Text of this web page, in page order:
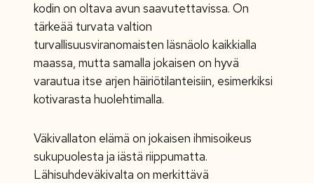
kodin on oltava avun saavutettavissa. On
tärkeää turvata valtion
turvallisuusviranomaisten läsnäolo kaikkialla
maassa, mutta samalla jokaisen on hyvä
varautua itse arjen häiriötilanteisiin, esimerkiksi
kotivarasta huolehtimalla.
Väkivallaton elämä on jokaisen ihmisoikeus
sukupuolesta ja iästä riippumatta.
Lähisuhdeväkivalta on merkittävä